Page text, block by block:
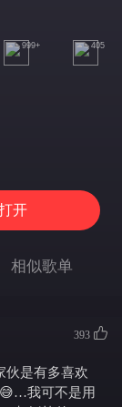
999+ 405
开
相似歌单
393
伙是有多喜欢
😅…我可不是用